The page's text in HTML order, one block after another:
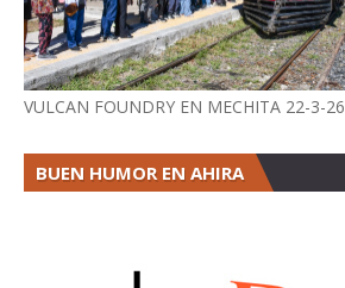
VULCAN FOUNDRY EN MECHITA 22-3-26
BUEN HUMOR EN AHIRA